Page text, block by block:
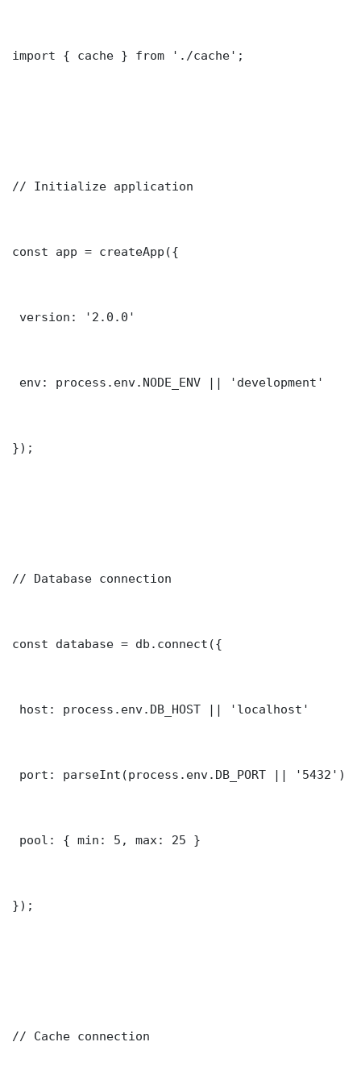
import { cache } from './cache';
// Initialize application
const app = createApp({
version: '2.0.0'
env: process.env.NODE_ENV || 'development'
});
// Database connection
const database = db.connect({
host: process.env.DB_HOST || 'localhost'
port: parseInt(process.env.DB_PORT || '5432')
pool: { min: 5, max: 25 }
});
// Cache connection